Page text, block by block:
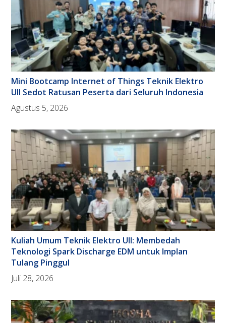
Mini Bootcamp Internet of Things Teknik Elektro
UII Sedot Ratusan Peserta dari Seluruh Indonesia
Agustus 5, 2026
Kuliah Umum Teknik Elektro UII: Membedah
Teknologi Spark Discharge EDM untuk Implan
Tulang Pinggul
Juli 28, 2026